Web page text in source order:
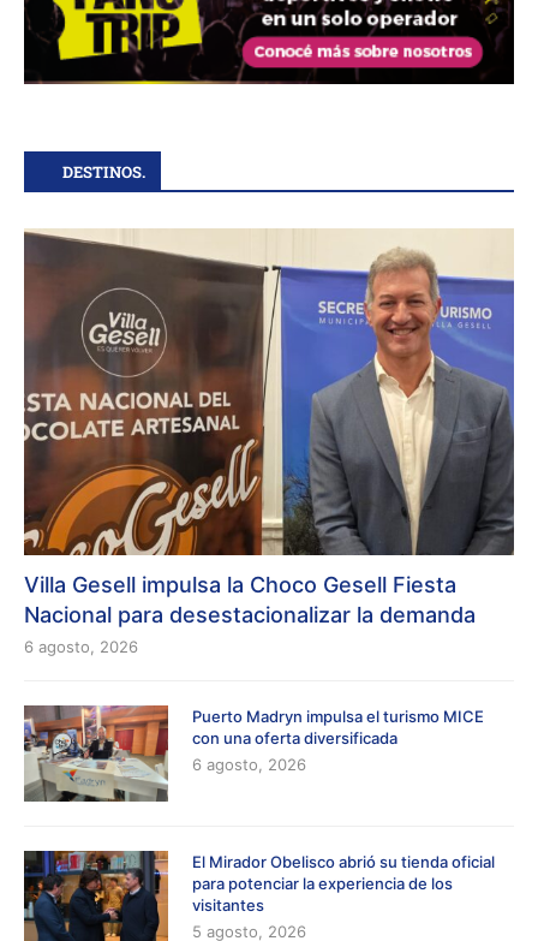
DESTINOS.
Villa Gesell impulsa la Choco Gesell Fiesta
Nacional para desestacionalizar la demanda
6 agosto, 2026
Puerto Madryn impulsa el turismo MICE
con una oferta diversificada
6 agosto, 2026
El Mirador Obelisco abrió su tienda oficial
para potenciar la experiencia de los
visitantes
5 agosto, 2026